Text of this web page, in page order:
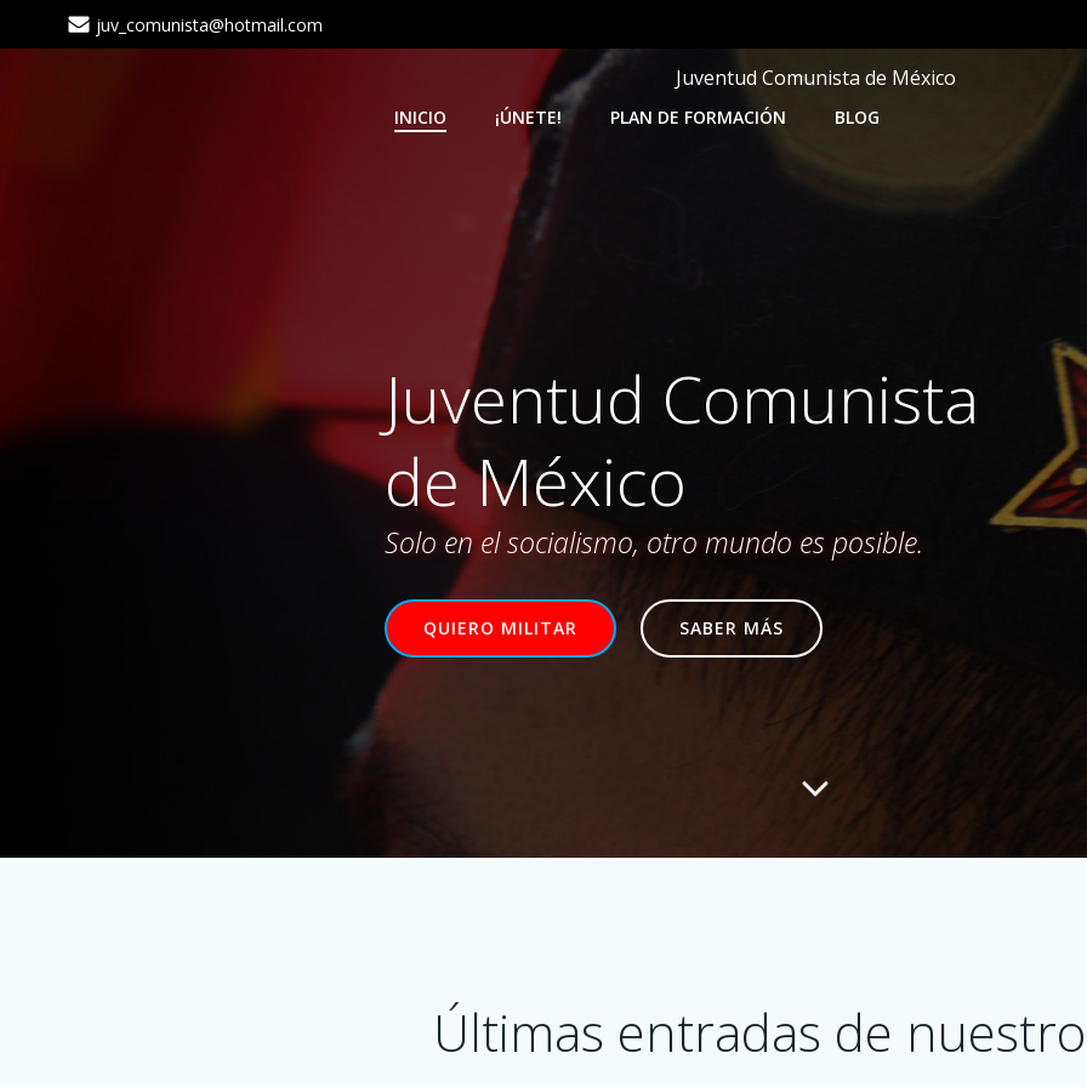
al
juv_comunista@hotmail.com
Juventud Comunista de México
INICIO ¡ÚNETE! PLAN DE FORMACIÓN BLOG
Juventud Comunista
de México
Solo en el socialismo, otro mundo es posible.
QUIERO MILITAR SABER MÁS
Últimas entradas de